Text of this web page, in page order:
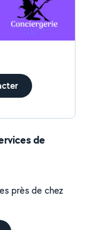
de
près de chez